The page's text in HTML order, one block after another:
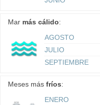
Mar más cálido:
AGOSTO
JULIO
SEPTIEMBRE
Meses más fríos:
ENERO